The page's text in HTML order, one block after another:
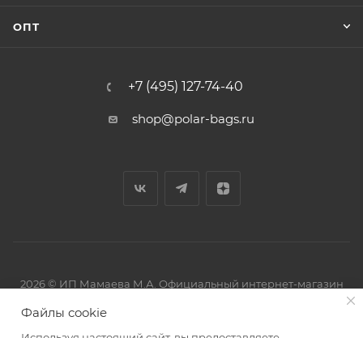
ОПТ
+7 (495) 127-74-40
shop@polar-bags.ru
2026 © ИП Мамаева М.А. Официальный интернет-магазин
Файлы cookie